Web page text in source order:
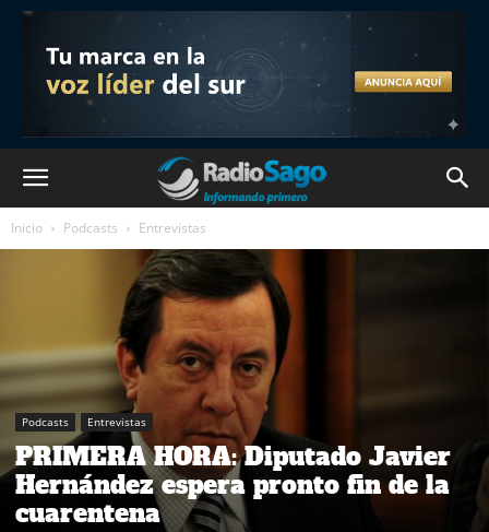
Inicio Podcasts Entrevistas
Podcasts Entrevistas
PRIMERA HORA: Diputado Javier
Hernández espera pronto fin de la
cuarentena